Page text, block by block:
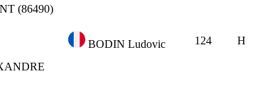
(86490)
BODIN Ludovic
124 H